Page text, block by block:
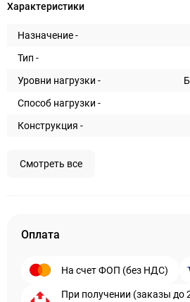
Характеристики
Назначение -
Тип -
Уровни нагрузки -
Способ нагрузки -
Конструкция -
Смотреть все
Оплата
На счет ФОП (без НДС)
При получении (заказы до